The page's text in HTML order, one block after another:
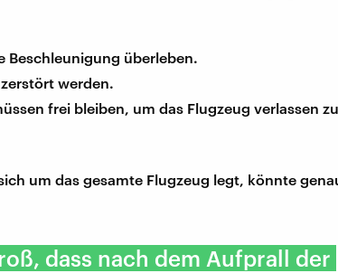
Beschleunigung überleben.
werden.
frei bleiben, um das Flugzeug verlassen zu
um das gesamte Flugzeug legt, könnte
dass nach dem Aufprall der